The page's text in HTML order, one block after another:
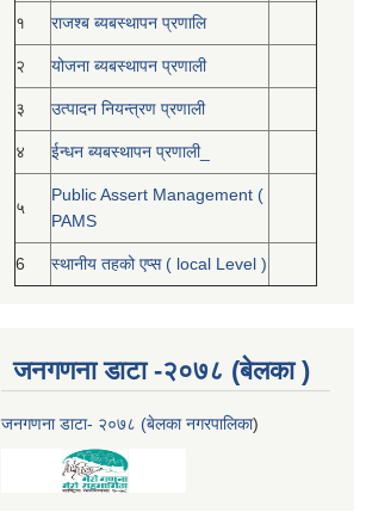
१ राजश्ब ब्यबस्थापन प्रणालि
२ योजना ब्यबस्थापन प्रणाली
३ उत्पादन नियन्त्रण प्रणाली
४ ईन्धन ब्यबस्थापन प्रणाली_
५
Public Assert Management (
PAMS
6 स्थानीय तहको एप्स ( local Level )
जनगणना डाटा -२०७८ (बेलका )
जनगणना डाटा- २०७८ (बेलका नगरपालिका)